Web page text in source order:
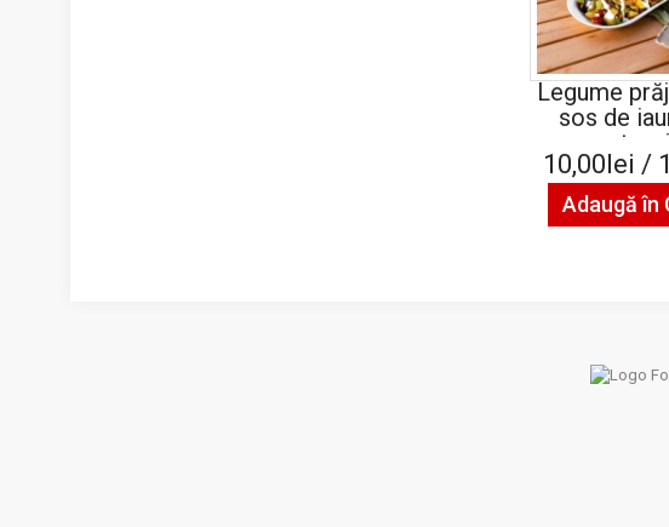
Legume
sos de
usturoi
10,00lei /
Adaugă în